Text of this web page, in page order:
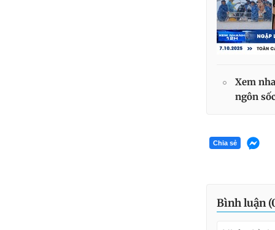
Xem
ngôn sốc
Chia sẻ
Bình luận (